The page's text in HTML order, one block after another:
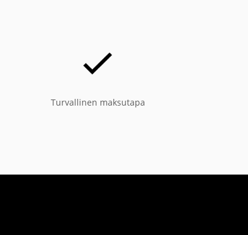
Turvallinen maksutapa